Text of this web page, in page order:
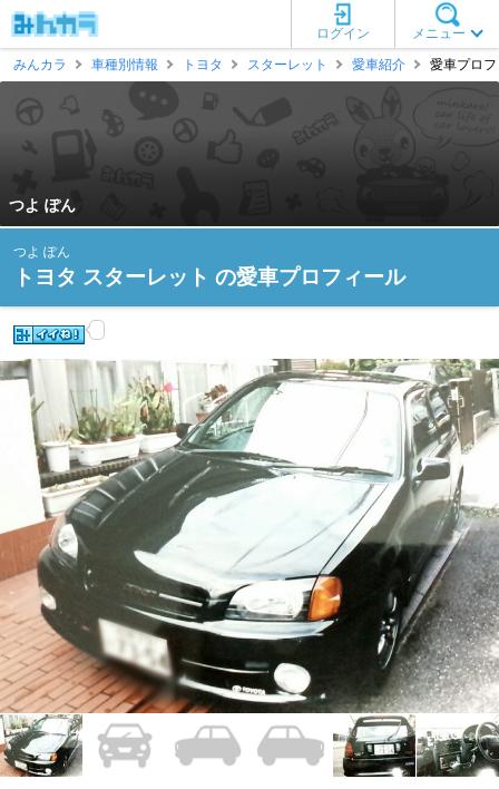
メニュー
ログイン
みんカラ
車種別情報 トヨタ スターレット 愛車紹介 愛車プロ
つよ ぽん
つよ ぽん
トヨタ スターレット の愛車プロフィール